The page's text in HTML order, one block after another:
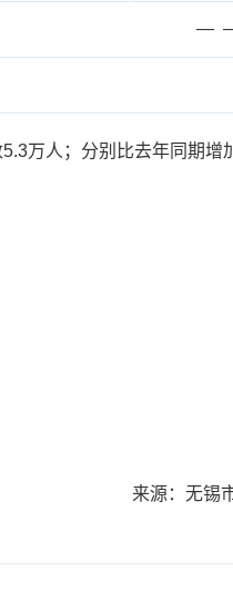
—
万人；分别比去年同期增
来源：无锡